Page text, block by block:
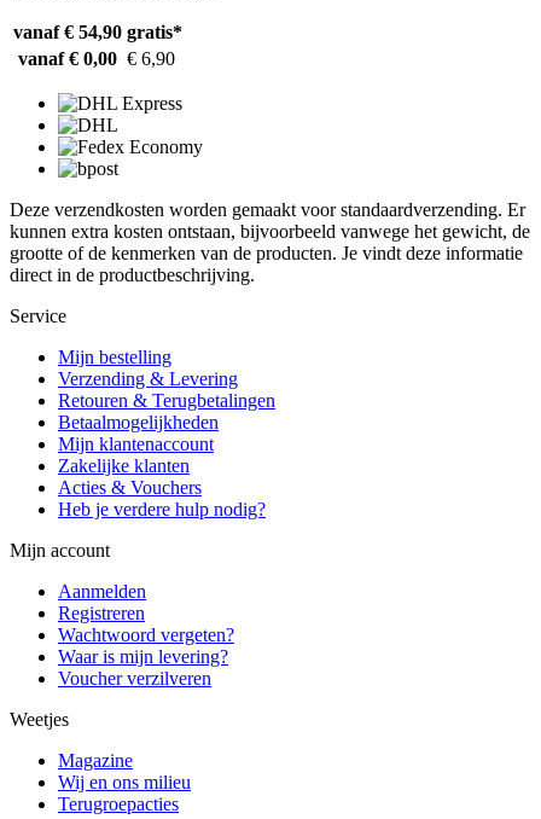
vanaf € 54,90 gratis*
vanaf € 0,00 € 6,90
Deze verzendkosten worden gemaakt voor standaardverzending. Er
kunnen extra kosten ontstaan, bijvoorbeeld vanwege het gewicht, de
grootte of de kenmerken van de producten. Je vindt deze informatie
direct in de productbeschrijving.
Service
Mijn bestelling
Verzending & Levering
Retouren & Terugbetalingen
Betaalmogelijkheden
Mijn klantenaccount
Zakelijke klanten
Acties & Vouchers
Heb je verdere hulp nodig?
Mijn account
Aanmelden
Registreren
Wachtwoord vergeten?
Waar is mijn levering?
Voucher verzilveren
Weetjes
Magazine
Wij en ons milieu
Terugroepacties